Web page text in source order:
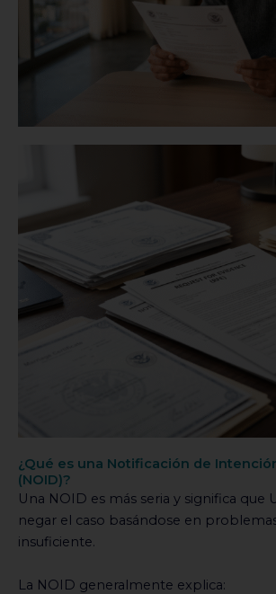
¿Qué es una Notificación de
(NOID)?
Una NOID es más seria y significa que
negar el caso basándose en
insuficiente.
La NOID generalmente explica: